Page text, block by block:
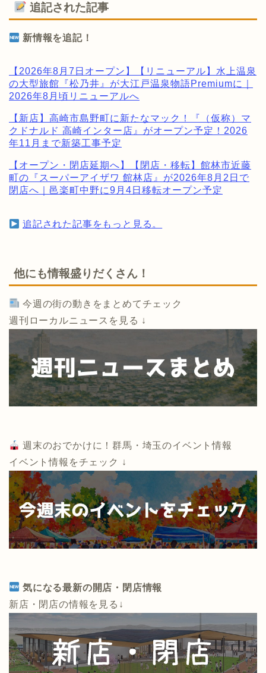
追記された記事
新情報を追記！
【2026年8月7日オープン】【リニューアル】水上温泉
の大型旅館『松乃井』が大江戸温泉物語Premiumに｜
2026年8月頃リニューアルへ
【新店】高崎市島野町に新たなマック！『（仮称）マ
クドナルド 高崎インター店』がオープン予定！2026
年11月まで新築工事予定
【オープン・閉店延期へ】【閉店・移転】館林市近藤
町の『スーパーアイザワ 館林店』が2026年8月2日で
閉店へ｜邑楽町中野に9月4日移転オープン予定
追記された記事をもっと見る。
他にも情報盛りだくさん！
今週の街の動きをまとめてチェック
週刊ローカルニュースを見る ↓
週末のおでかけに！群馬・埼玉のイベント情報
イベント情報をチェック ↓
気になる最新の開店・閉店情報
新店・閉店の情報を見る↓